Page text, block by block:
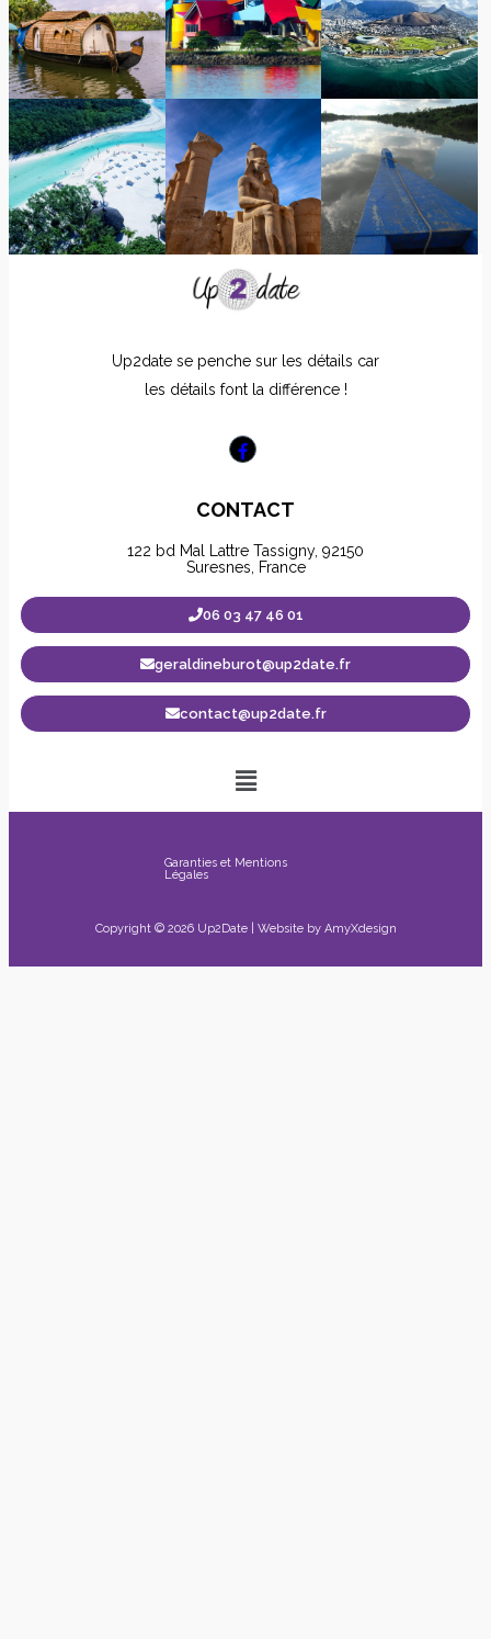
Up2date se penche sur les détails car
les détails font la différence !
CONTACT
122 bd Mal Lattre Tassigny, 92150
Suresnes, France
06 03 47 46 01
geraldineburot@up2date.fr
contact@up2date.fr
Garanties et Mentions
Légales
Copyright © 2026 Up2Date | Website by AmyXdesign